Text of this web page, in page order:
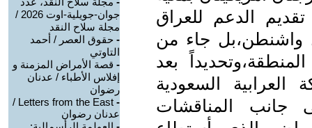
الدعم للعراق
واشنطن،بل جاء من
بعد
العرابية السعودية
جانب المناقشات
جوان-جويلية-اوت 2026 /
مجلة سلاح النقد
- حقوق العصر / أحمد
التاوتي
- قصة الأمراض المزمنة و
إفلاس الأطباء / عدنان
رضوان
-
Letters from the East /
عدنان رضوان